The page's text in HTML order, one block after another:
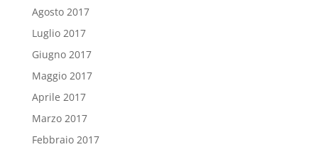
Agosto 2017
Luglio 2017
Giugno 2017
Maggio 2017
Aprile 2017
Marzo 2017
Febbraio 2017